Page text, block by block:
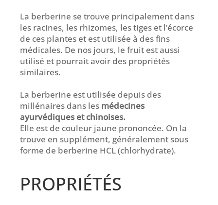
La berberine se trouve principalement dans
les racines, les rhizomes, les tiges et l’écorce
de ces plantes et est utilisée à des fins
médicales. De nos jours, le fruit est aussi
utilisé et pourrait avoir des propriétés
similaires.
La berberine est utilisée depuis des
millénaires dans les médecines
ayurvédiques et chinoises.
Elle est de couleur jaune prononcée. On la
trouve en supplément, généralement sous
forme de berberine HCL (chlorhydrate).
PROPRIÉTÉS